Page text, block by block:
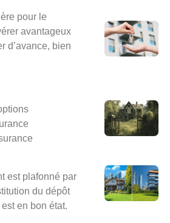
pour le
avantageux
d’avance, bien
est plafonné par
du dépôt
en bon état.